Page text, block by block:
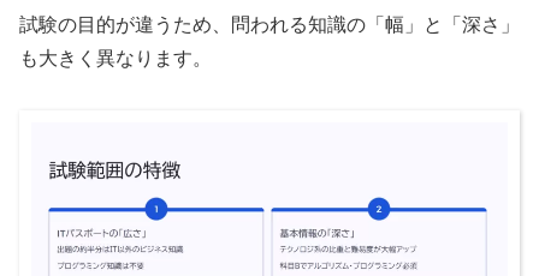
試験の目的が違うため、問われる知識の「幅」と「深さ」
も大きく異なります。